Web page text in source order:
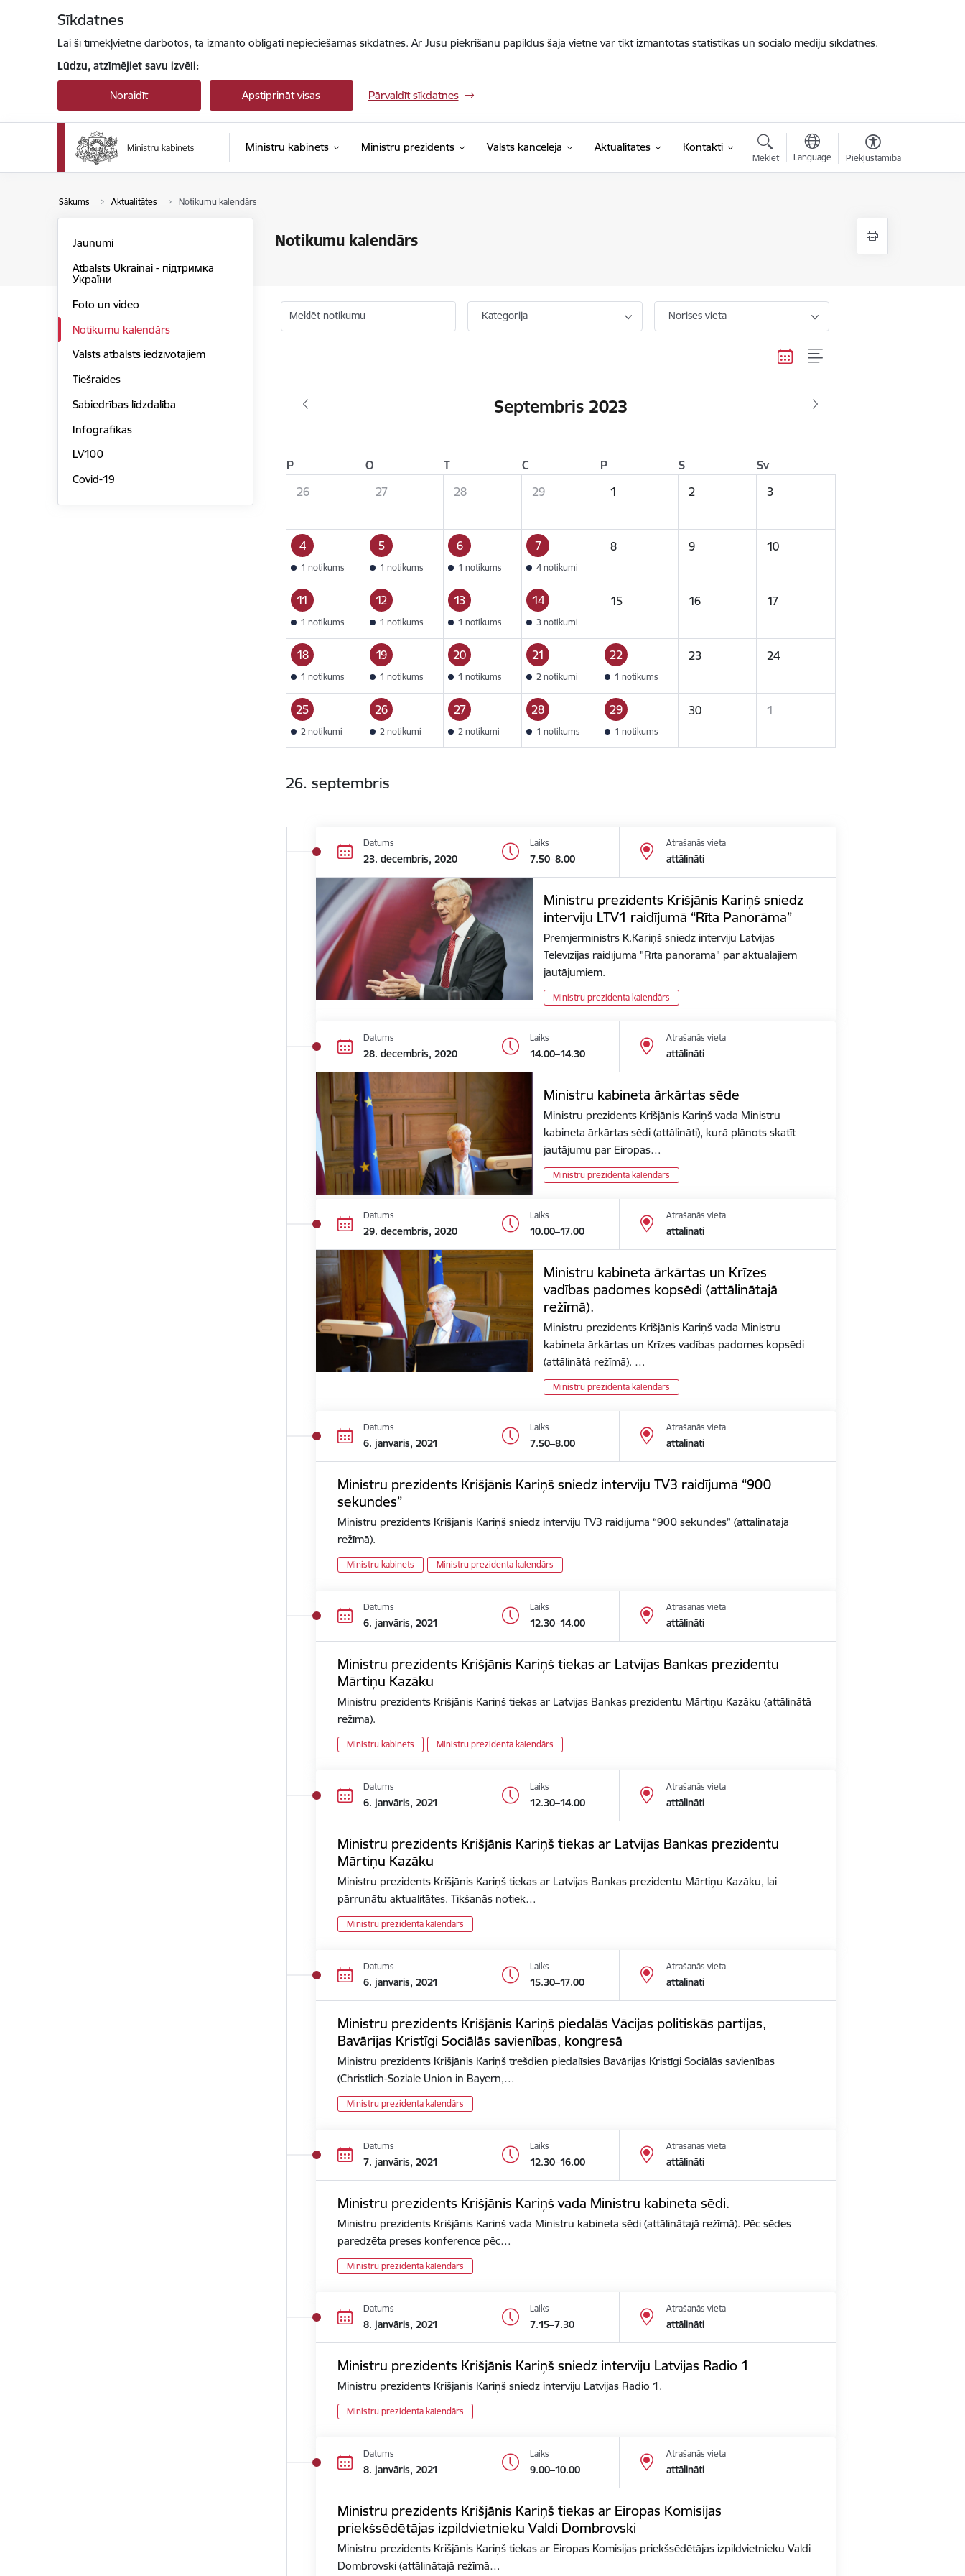
Sīkdatnes
Lai šī tīmekļvietne darbotos, tā izmanto obligāti nepieciešamās sīkdatnes. Ar Jūsu piekrišanu papildus šajā vietnē var tikt izmantotas statistikas un sociālo mediju sīkdatnes.
Lūdzu, atzīmējiet savu izvēli:
Noraidīt Apstiprināt visas Pārvaldīt sīkdatnes
Ministru kabinets Ministru prezidents Valsts kanceleja Aktualitātes Kontakti
Meklēt Language Piekļūstamība
Sākums Aktualitātes Notikumu kalendārs
Notikumu kalendārs
Jaunumi
Atbalsts Ukrainai - підтримка
України
Foto un video
Notikumu kalendārs
Valsts atbalsts iedzīvotājiem
Tiešraides
Sabiedrības līdzdalība
Infografikas
LV100
Covid-19
Meklēt notikumu Kategorija Norises vieta
Septembris 2023
P O T C P S
Sv
26
27 28 29 1 2 3
4
1 notikums
5
1 notikums
6
1 notikums
7
4 notikumi
8 9 10
11
1 notikums
12
1 notikums
13
1 notikums
14
3 notikumi
15 16 17
18
1 notikums
19
1 notikums
20
1 notikums
21
2 notikumi
22
1 notikums
23 24
25
2 notikumi
26
2 notikumi
27
2 notikumi
28
1 notikums
29
1 notikums
30 1
26. septembris
Datums
23. decembris, 2020
Laiks
7.50–8.00
Atrašanās vieta
attālināti
Ministru prezidents Krišjānis Kariņš sniedz
interviju LTV1 raidījumā “Rīta Panorāma”
Premjerministrs K.Kariņš sniedz interviju Latvijas
Televīzijas raidījumā "Rīta panorāma" par aktuālajiem
jautājumiem.
Ministru prezidenta kalendārs
Datums
28. decembris, 2020
Laiks
14.00–14.30
Atrašanās vieta
attālināti
Ministru kabineta ārkārtas sēde
Ministru prezidents Krišjānis Kariņš vada Ministru
kabineta ārkārtas sēdi (attālināti), kurā plānots skatīt
jautājumu par Eiropas…
Ministru prezidenta kalendārs
Datums
29. decembris, 2020
Laiks
10.00–17.00
Atrašanās vieta
attālināti
Ministru kabineta ārkārtas un Krīzes
vadības padomes kopsēdi (attālinātajā
režīmā).
Ministru prezidents Krišjānis Kariņš vada Ministru
kabineta ārkārtas un Krīzes vadības padomes kopsēdi
(attālinātā režīmā). …
Ministru prezidenta kalendārs
Datums
6. janvāris, 2021
Laiks
7.50–8.00
Atrašanās vieta
attālināti
Ministru prezidents Krišjānis Kariņš sniedz interviju TV3 raidījumā “900
sekundes”
Ministru prezidents Krišjānis Kariņš sniedz interviju TV3 raidījumā “900 sekundes” (attālinātajā
režīmā).
Ministru kabinets Ministru prezidenta kalendārs
Datums
6. janvāris, 2021
Laiks
12.30–14.00
Atrašanās vieta
attālināti
Ministru prezidents Krišjānis Kariņš tiekas ar Latvijas Bankas prezidentu
Mārtiņu Kazāku
Ministru prezidents Krišjānis Kariņš tiekas ar Latvijas Bankas prezidentu Mārtiņu Kazāku (attālinātā
režīmā).
Ministru kabinets Ministru prezidenta kalendārs
Datums
6. janvāris, 2021
Laiks
12.30–14.00
Atrašanās vieta
attālināti
Ministru prezidents Krišjānis Kariņš tiekas ar Latvijas Bankas prezidentu
Mārtiņu Kazāku
Ministru prezidents Krišjānis Kariņš tiekas ar Latvijas Bankas prezidentu Mārtiņu Kazāku, lai
pārrunātu aktualitātes. Tikšanās notiek…
Ministru prezidenta kalendārs
Datums
6. janvāris, 2021
Laiks
15.30–17.00
Atrašanās vieta
attālināti
Ministru prezidents Krišjānis Kariņš piedalās Vācijas politiskās partijas,
Bavārijas Kristīgi Sociālās savienības, kongresā
Ministru prezidents Krišjānis Kariņš trešdien piedalīsies Bavārijas Kristīgi Sociālās savienības
(Christlich-Soziale Union in Bayern,…
Ministru prezidenta kalendārs
Datums
7. janvāris, 2021
Laiks
12.30–16.00
Atrašanās vieta
attālināti
Ministru prezidents Krišjānis Kariņš vada Ministru kabineta sēdi.
Ministru prezidents Krišjānis Kariņš vada Ministru kabineta sēdi (attālinātajā režīmā). Pēc sēdes
paredzēta preses konference pēc…
Ministru prezidenta kalendārs
Datums
8. janvāris, 2021
Laiks
7.15–7.30
Atrašanās vieta
attālināti
Ministru prezidents Krišjānis Kariņš sniedz interviju Latvijas Radio 1
Ministru prezidents Krišjānis Kariņš sniedz interviju Latvijas Radio 1.
Ministru prezidenta kalendārs
Datums
8. janvāris, 2021
Laiks
9.00–10.00
Atrašanās vieta
attālināti
Ministru prezidents Krišjānis Kariņš tiekas ar Eiropas Komisijas
priekšsēdētājas izpildvietnieku Valdi Dombrovski
Ministru prezidents Krišjānis Kariņš tiekas ar Eiropas Komisijas priekšsēdētājas izpildvietnieku Valdi
Dombrovski (attālinātajā režīmā…